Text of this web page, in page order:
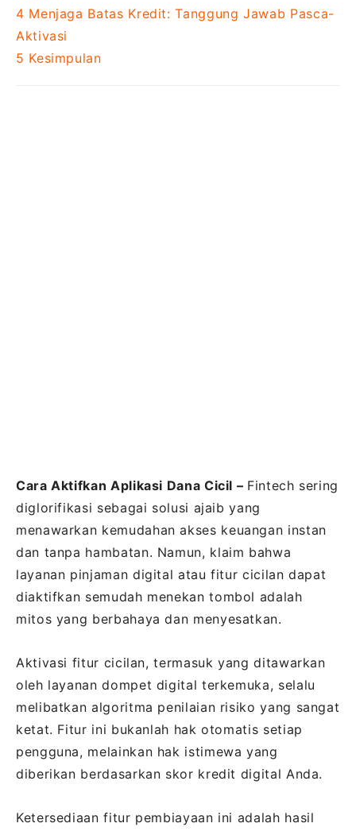
Cara Aktifkan Aplikasi Dana Cicil – Fintech sering
diglorifikasi sebagai solusi ajaib yang
menawarkan kemudahan akses keuangan instan
dan tanpa hambatan. Namun, klaim bahwa
layanan pinjaman digital atau fitur cicilan dapat
diaktifkan semudah menekan tombol adalah
mitos yang berbahaya dan menyesatkan.
Aktivasi fitur cicilan, termasuk yang ditawarkan
oleh layanan dompet digital terkemuka, selalu
melibatkan algoritma penilaian risiko yang sangat
ketat. Fitur ini bukanlah hak otomatis setiap
pengguna, melainkan hak istimewa yang
diberikan berdasarkan skor kredit digital Anda.
Ketersediaan fitur pembiayaan ini adalah hasil
4 Menjaga Batas Kredit: Tanggung Jawab Pasca-
Aktivasi
5 Kesimpulan